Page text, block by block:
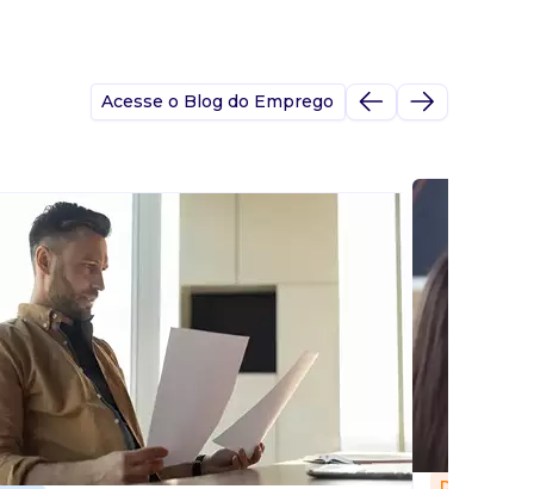
Acesse o Blog do Emprego